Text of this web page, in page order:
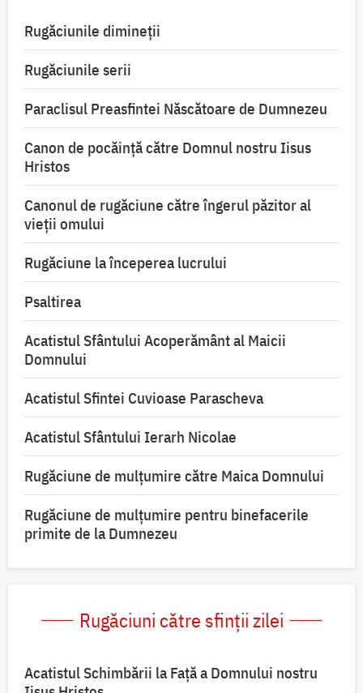
Rugăciunile dimineții
Rugăciunile serii
Paraclisul Preasfintei Născătoare de Dumnezeu
Canon de pocăință către Domnul nostru Iisus
Hristos
Canonul de rugăciune către îngerul păzitor al
vieții omului
Rugăciune la începerea lucrului
Psaltirea
Acatistul Sfântului Acoperământ al Maicii
Domnului
Acatistul Sfintei Cuvioase Parascheva
Acatistul Sfântului Ierarh Nicolae
Rugăciune de mulţumire către Maica Domnului
Rugăciune de mulțumire pentru binefacerile
primite de la Dumnezeu
Rugăciuni către sfinții zilei
Acatistul Schimbării la Faţă a Domnului nostru